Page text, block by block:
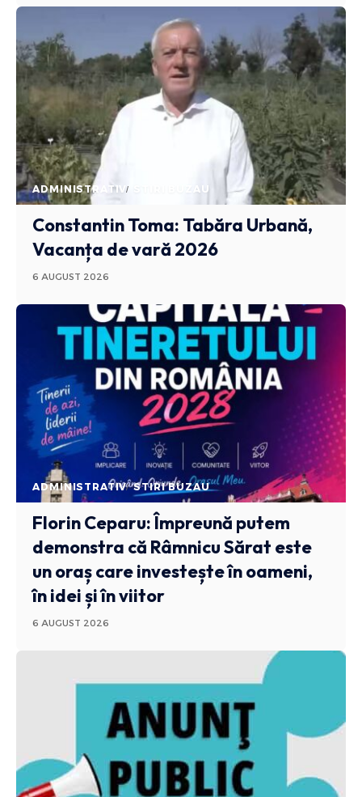
ADMINISTRATIV STIRI BUZAU
Constantin Toma: Tabăra Urbană,
Vacanța de vară 2026
6 AUGUST 2026
ADMINISTRATIV STIRI BUZAU
Florin Ceparu: Împreună putem
demonstra că Râmnicu Sărat este
un oraș care investește în oameni,
în idei și în viitor
6 AUGUST 2026